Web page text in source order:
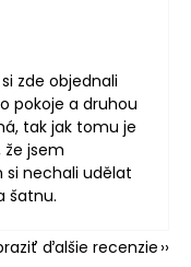
5 z 5 hviezdičiek.
zde objednali
pokoje a druhou
tak jak tomu je
jsem
si nechali udělat
šatnu.
ďalšie recenzie